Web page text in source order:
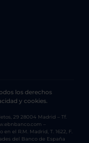
los derechos
y cookies.
29 28004 Madrid – Tf.
–
el R.M. Madrid, T. 1622, F.
del Banco de España